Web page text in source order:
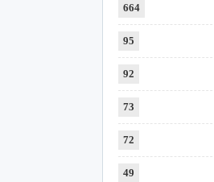
664
95
92
73
72
49